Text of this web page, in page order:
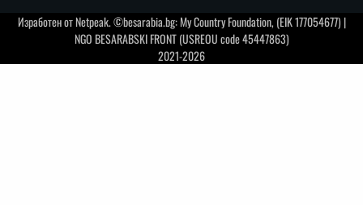
Изработен отNetpeak. ©besarabia.bg: My Country Foundation, (EIK 177054677) |
NGO BESARABSKI FRONT (USREOU code 45447863)
2021-2026